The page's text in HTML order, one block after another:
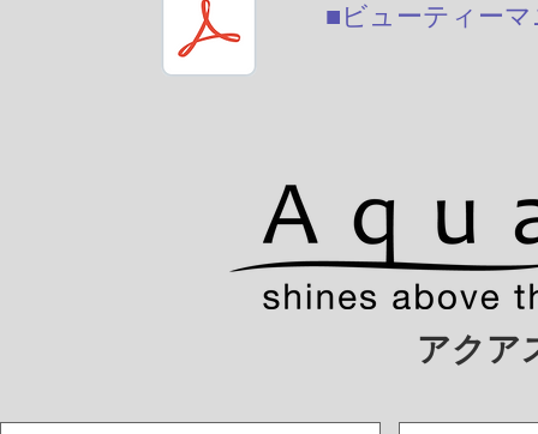
■ビューティー
アクア